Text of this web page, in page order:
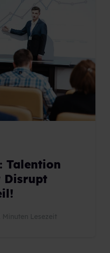
Talention
Disrupt